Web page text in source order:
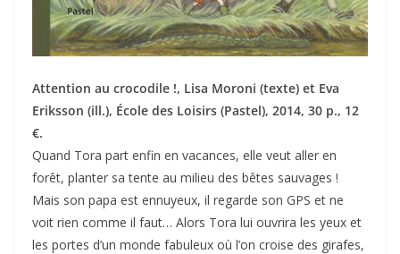
Attention au crocodile !, Lisa Moroni (texte) et Eva
Eriksson (ill.), École des Loisirs (Pastel), 2014, 30 p., 12
€.
Quand Tora part enfin en vacances, elle veut aller en
forêt, planter sa tente au milieu des bêtes sauvages !
Mais son papa est ennuyeux, il regarde son GPS et ne
voit rien comme il faut… Alors Tora lui ouvrira les yeux et
les portes d’un monde fabuleux où l’on croise des girafes,